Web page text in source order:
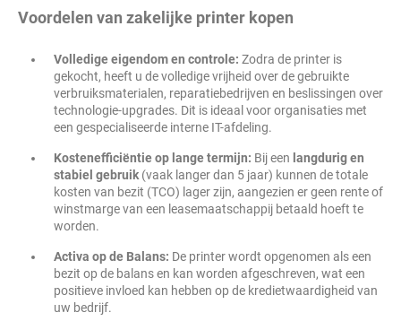
Voordelen van zakelijke printer kopen
Volledige eigendom en controle: Zodra de printer is
gekocht, heeft u de volledige vrijheid over de gebruikte
verbruiksmaterialen, reparatiebedrijven en beslissingen over
technologie-upgrades. Dit is ideaal voor organisaties met
een gespecialiseerde interne IT-afdeling.
Kostenefficiëntie op lange termijn: Bij een langdurig en
stabiel gebruik(vaak langer dan 5 jaar) kunnen de totale
kosten van bezit (TCO) lager zijn, aangezien er geen rente of
winstmarge van een leasemaatschappij betaald hoeft te
worden.
Activa op de Balans: De printer wordt opgenomen als een
bezit op de balans en kan worden afgeschreven, wat een
positieve invloed kan hebben op de kredietwaardigheid van
uw bedrijf.